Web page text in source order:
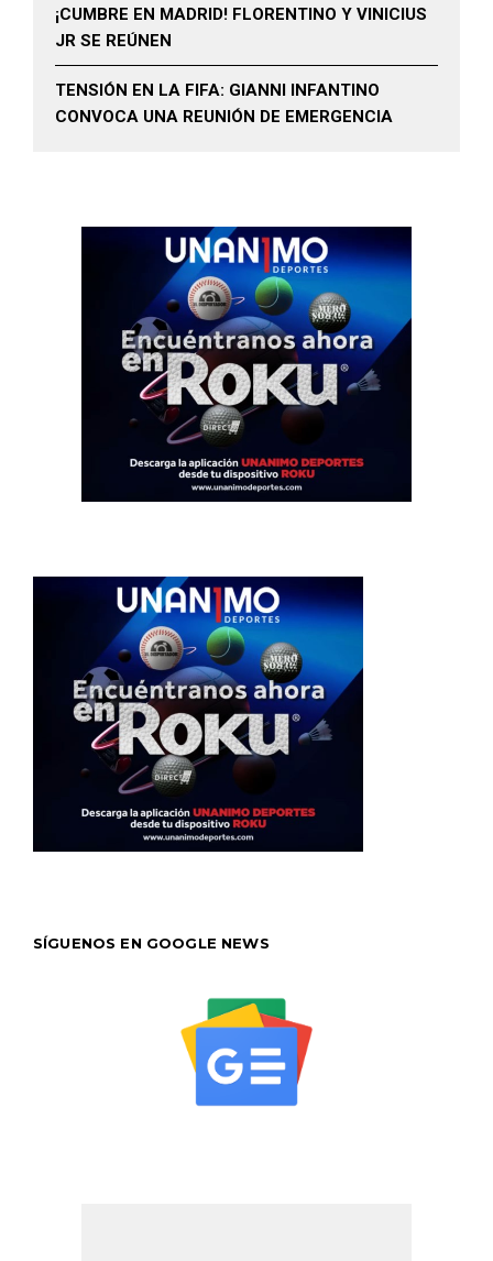
¡CUMBRE EN MADRID! FLORENTINO Y VINICIUS
JR SE REÚNEN
TENSIÓN EN LA FIFA: GIANNI INFANTINO
CONVOCA UNA REUNIÓN DE EMERGENCIA
SÍGUENOS EN GOOGLE NEWS